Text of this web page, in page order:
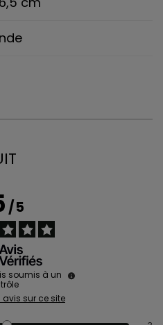
/5
soumis à un
avis sur ce site